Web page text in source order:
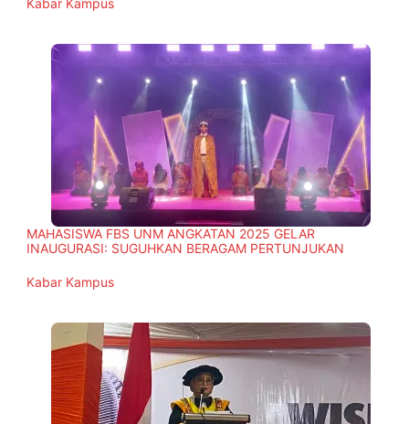
MAHASISWA FBS UNM ANGKATAN 2025 GELAR
INAUGURASI: SUGUHKAN BERAGAM PERTUNJUKAN
In relation to
Kabar Kampus